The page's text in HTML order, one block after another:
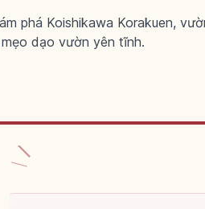
phá Koishikawa Korakuen,
dạo vườn yên tĩnh.